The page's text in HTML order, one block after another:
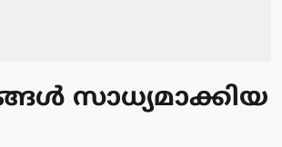
സാധ്യമാക്കിയ